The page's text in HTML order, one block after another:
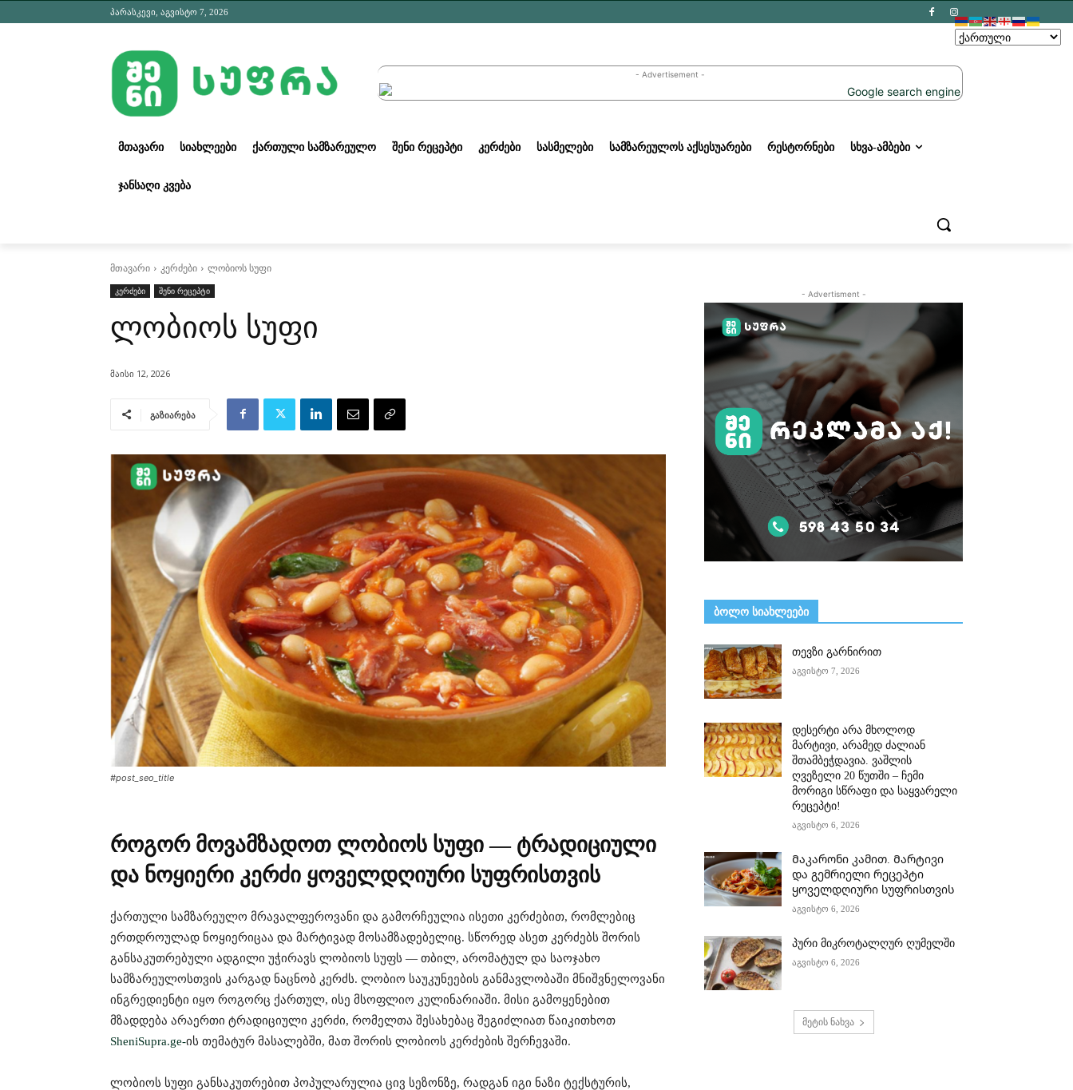
პარასკევი, აგვისტო 7, 2026
- Advertisement -
ᲛᲗᲐᲕᲐᲠᲘ ᲡᲘᲐᲮᲚᲔᲔᲑᲘ ᲥᲐᲠᲗᲣᲚᲘ ᲡᲐᲛᲖᲐᲠᲔᲣᲚᲝ ᲨᲔᲜᲘ ᲠᲔᲪᲔᲞᲢᲘ ᲙᲔᲠᲫᲔᲑᲘ ᲡᲐᲡᲛᲔᲚᲔᲑᲘ ᲡᲐᲛᲖᲐᲠᲔᲣᲚᲝᲡ ᲐᲥᲡᲔᲡᲣᲐᲠᲔᲑᲘ ᲠᲔᲡᲢᲝᲠᲜᲔᲑᲘ ᲡᲮᲕᲐ-ᲐᲛᲑᲔᲑᲘ
ᲯᲐᲜᲡᲐᲦᲘ ᲙᲕᲔᲑᲐ
მთავარი კერძები
ლობიოს სუფი
კერძები
შენი რეცეპტი
ლობიოს სუფი
მაისი 12, 2026
გაზიარება
#post_seo_title
როგორ მოვამზადოთ ლობიოს სუფი — ტრადიციული
და ნოყიერი კერძი ყოველდღიური სუფრისთვის
ქართული სამზარეულო მრავალფეროვანი და გამორჩეულია ისეთი კერძებით, რომლებიც
ერთდროულად ნოყიერიცაა და მარტივად მოსამზადებელიც. სწორედ ასეთ კერძებს შორის
განსაკუთრებული ადგილი უჭირავს ლობიოს სუფს — თბილ, არომატულ და საოჯახო
სამზარეულოსთვის კარგად ნაცნობ კერძს. ლობიო საუკუნეების განმავლობაში მნიშვნელოვანი
ინგრედიენტი იყო როგორც ქართულ, ისე მსოფლიო კულინარიაში. მისი გამოყენებით
მზადდება არაერთი ტრადიციული კერძი, რომელთა შესახებაც შეგიძლიათ წაიკითხოთ
SheniSupra.ge-ის თემატურ მასალებში, მათ შორის ლობიოს კერძების შერჩევაში.
ლობიოს სუფი განსაკუთრებით პოპულარულია ცივ სეზონზე, რადგან იგი ნაზი ტექსტურის,
- Advertisment -
ᲑᲝᲚᲝ ᲡᲘᲐᲮᲚᲔᲔᲑᲘ
თევზი გარნირით
აგვისტო 7, 2026
დესერტი არა მხოლოდ
მარტივი, არამედ ძალიან
შთამბეჭდავია. ვაშლის
ღვეზელი 20 წუთში – ჩემი
მორიგი სწრაფი და საყვარელი
რეცეპტი!
აგვისტო 6, 2026
Მაკარონი კამით. Მარტივი
და გემრიელი რეცეპტი
ყოველდღიური სუფრისთვის
აგვისტო 6, 2026
პური მიკროტალღურ ღუმელში
აგვისტო 6, 2026
მეტის ნახვა